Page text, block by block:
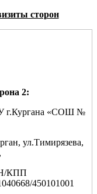
сторон
2:
г.Кургана «СОШ №
ул.Тимирязева,
КПП
450101001